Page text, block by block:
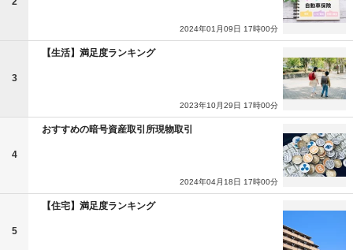
2024年01月09日 17時00分
3
【生活】満足度ランキング
2023年10月29日 17時00分
4
おすすめの暗号資産取引所現物取引
2024年04月18日 17時00分
5
【住宅】満足度ランキング